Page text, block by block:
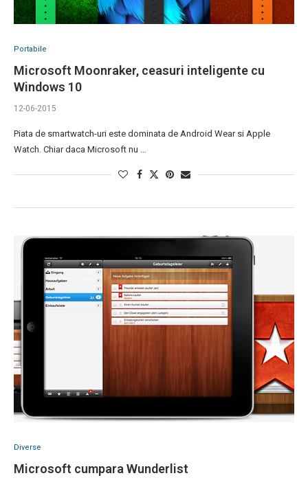
Portabile
Microsoft Moonraker, ceasuri inteligente cu
Windows 10
12-06-2015
Piata de smartwatch-uri este dominata de Android Wear si Apple
Watch. Chiar daca Microsoft nu …
Diverse
Microsoft cumpara Wunderlist